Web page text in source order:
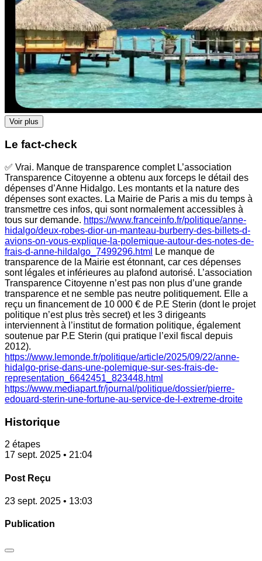
Voir plus
Le fact-check
✅ Vrai. Manque de transparence complet L’association
Transparence Citoyenne a obtenu aux forceps le détail des
dépenses d’Anne Hidalgo. Les montants et la nature des
dépenses sont exactes. La Mairie de Paris a mis du temps à
transmettre ces infos, qui sont normalement accessibles à
tous sur demande. https://www.franceinfo.fr/politique/anne-
hidalgo/deux-robes-dior-un-manteau-burberry-des-billets-d-
avions-on-vous-explique-la-polemique-autour-des-notes-de-
frais-d-anne-hildalgo_7499296.html
Le manque de
transparence de la Mairie est étonnant, car ces dépenses
sont légales et inférieures au plafond autorisé. L’association
Transparence Citoyenne n’est pas non plus d’une grande
transparence et ne semble pas neutre politiquement. Elle a
reçu un financement de 10 000 € de P.E Sterin (dont le projet
politique n’est plus très secret) et les 3 dirigeants
interviennent à l’institut de formation politique, également
soutenue par P.E Sterin (qui pratique l’exil fiscal depuis
2012).
https://www.lemonde.fr/politique/article/2025/09/22/anne-
hidalgo-prise-dans-une-polemique-sur-ses-frais-de-
representation_6642451_823448.html
https://www.mediapart.fr/journal/politique/dossier/pierre-
edouard-sterin-une-fortune-au-service-de-l-extreme-droite
Historique
2 étapes
17 sept. 2025 • 21:04
Post Reçu
23 sept. 2025 • 13:03
Publication